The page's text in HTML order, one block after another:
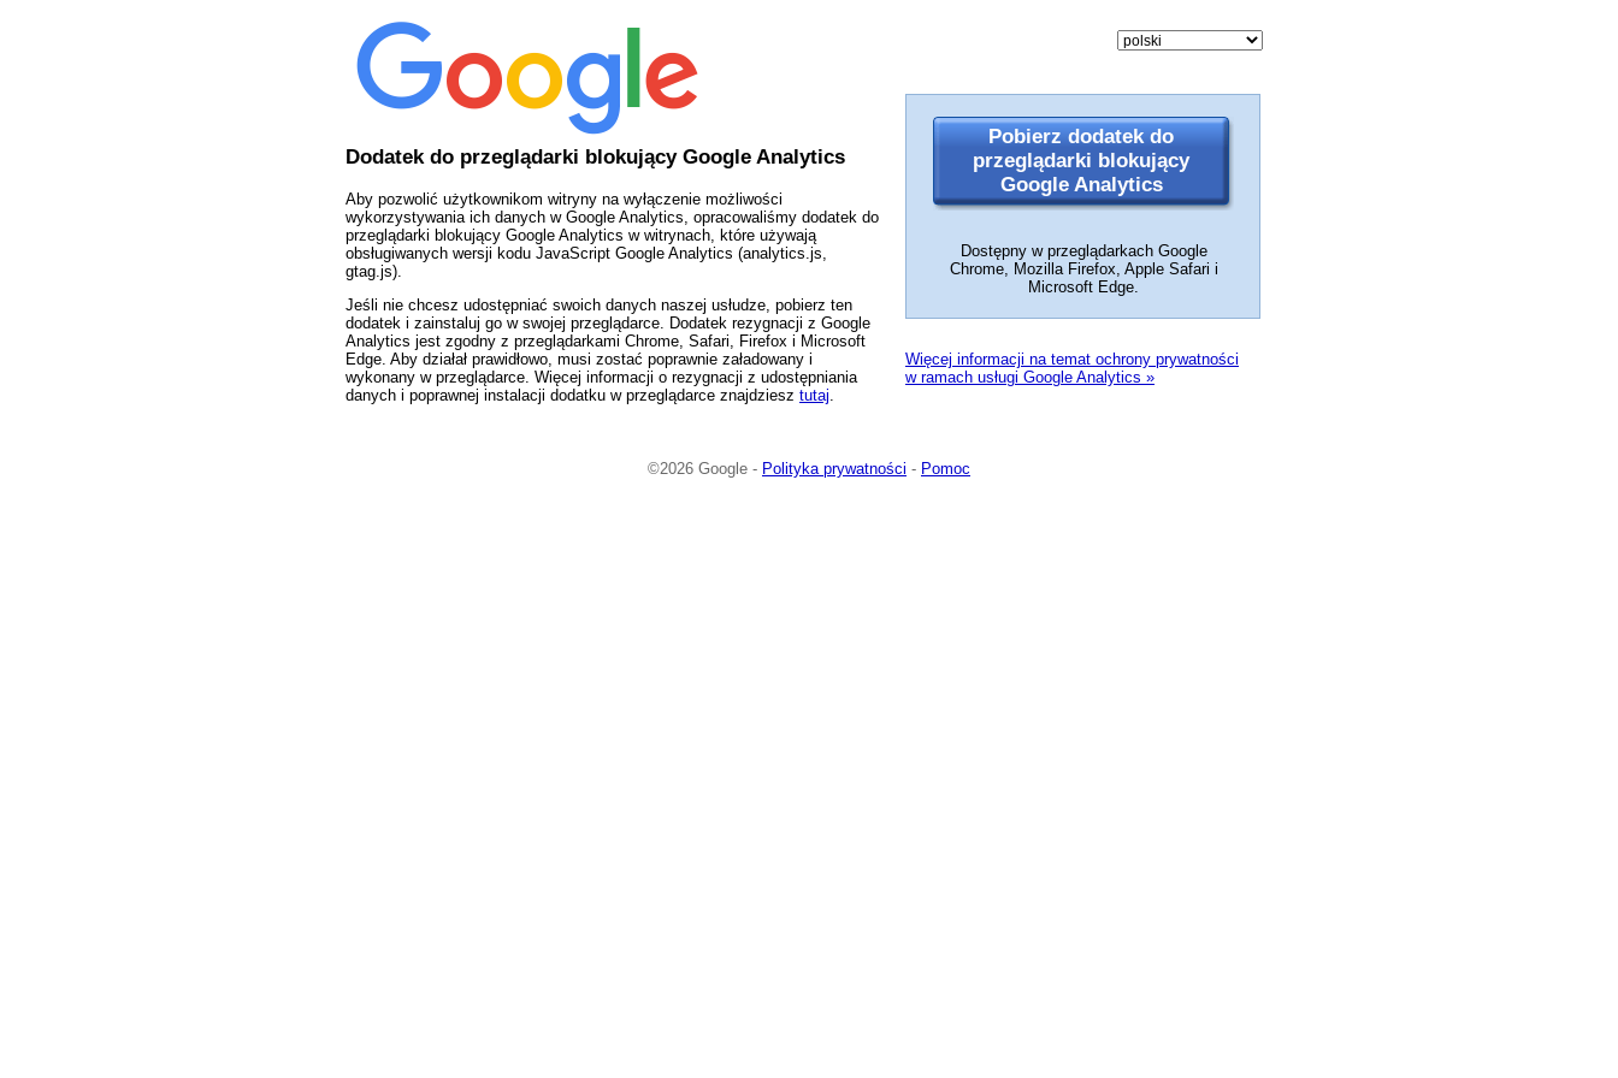
Dodatek do przeglądarki blokujący Google Analytics
Aby pozwolić użytkownikom witryny na wyłączenie możliwości
wykorzystywania ich danych w Google Analytics, opracowaliśmy dodatek do
przeglądarki blokujący Google Analytics w witrynach, które używają
obsługiwanych wersji kodu JavaScript Google Analytics (analytics.js,
gtag.js).
Jeśli nie chcesz udostępniać swoich danych naszej usłudze, pobierz ten
dodatek i zainstaluj go w swojej przeglądarce. Dodatek rezygnacji z Google
Analytics jest zgodny z przeglądarkami Chrome, Safari, Firefox i Microsoft
Edge. Aby działał prawidłowo, musi zostać poprawnie załadowany i
wykonany w przeglądarce. Więcej informacji o rezygnacji z udostępniania
danych i poprawnej instalacji dodatku w przeglądarce znajdziesz tutaj
Pobierz dodatek do
przeglądarki blokujący
Google Analytics
Dostępny w przeglądarkach Google
Chrome, Mozilla Firefox, Apple Safari i
Microsoft Edge.
Więcej informacji na temat ochrony prywatności
w ramach usługi Google Analytics »
©2026 Google - Polityka prywatności - Pomoc